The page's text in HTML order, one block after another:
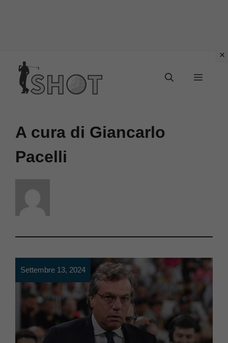
contenuto
Menu
A cura di Giancarlo
Pacelli
Settembre 13, 2024